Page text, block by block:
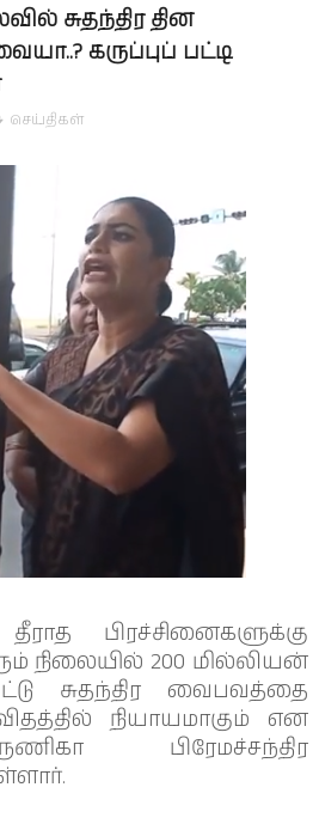
சுதந்திர தின
கருப்புப் பட்டி
செய்திகள்
பிரச்சினைகளுக்கு
நிலையில் 200 மில்லியன்
சுதந்திர வைபவத்தை
நியாயமாகும் என
பிரேமச்சந்திர